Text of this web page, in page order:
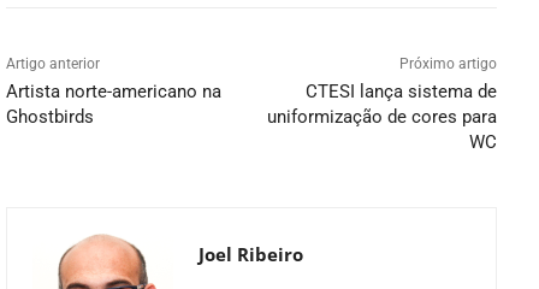
Artigo anterior
Artista norte-americano na
Ghostbirds
Próximo artigo
CTESI lança sistema de
uniformização de cores para
WC
Joel Ribeiro